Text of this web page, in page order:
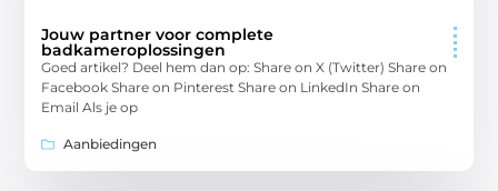
Jouw partner voor complete
badkameroplossingen
Goed artikel? Deel hem dan op: Share on X (Twitter) Share on
Facebook Share on Pinterest Share on LinkedIn Share on
Email Als je op
Aanbiedingen